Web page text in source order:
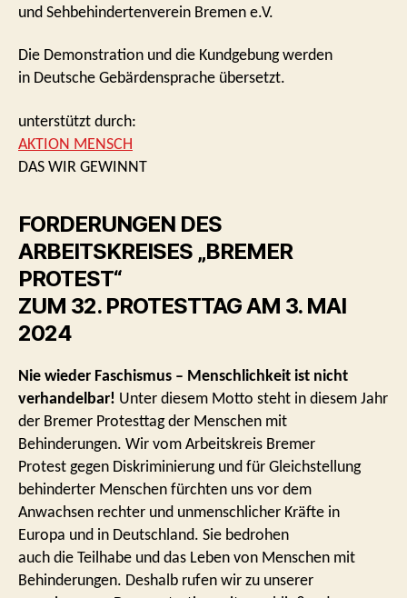
und Sehbehindertenverein Bremen e.V.
Die Demonstration und die Kundgebung werden
in Deutsche Gebärdensprache übersetzt.
unterstützt durch:
AKTION MENSCH
DAS WIR GEWINNT
FORDERUNGEN DES
ARBEITSKREISES „BREMER
PROTEST“
ZUM 32. PROTESTTAG AM 3. MAI
2024
Nie wieder Faschismus – Menschlichkeit ist nicht
verhandelbar! Unter diesem Motto steht in diesem Jahr
der Bremer Protesttag der Menschen mit
Behinderungen. Wir vom Arbeitskreis Bremer
Protest gegen Diskriminierung und für Gleichstellung
behinderter Menschen fürchten uns vor dem
Anwachsen rechter und unmenschlicher Kräfte in
Europa und in Deutschland. Sie bedrohen
auch die Teilhabe und das Leben von Menschen mit
Behinderungen. Deshalb rufen wir zu unserer